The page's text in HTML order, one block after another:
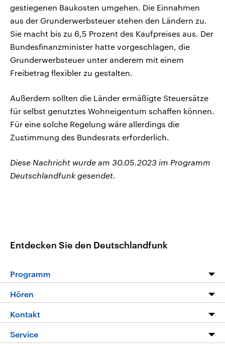
gestiegenen Baukosten umgehen. Die Einnahmen
aus der Grunderwerbsteuer stehen den Ländern zu.
Sie macht bis zu 6,5 Prozent des Kaufpreises aus. Der
Bundesfinanzminister hatte vorgeschlagen, die
Grunderwerbsteuer unter anderem mit einem
Freibetrag flexibler zu gestalten.
Außerdem sollten die Länder ermäßigte Steuersätze
für selbst genutztes Wohneigentum schaffen können.
Für eine solche Regelung wäre allerdings die
Zustimmung des Bundesrats erforderlich.
Diese Nachricht wurde am 30.05.2023 im Programm
Deutschlandfunk gesendet.
Entdecken Sie den Deutschlandfunk
Programm
Programm
Die Nachrichten
Nachrichtenleicht
Hören
Livestream
Kontakt
Hörerservice
Service